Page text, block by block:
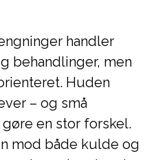
handler
behandlinger, men
Huden
– og små
en stor forskel.
mod både kulde og